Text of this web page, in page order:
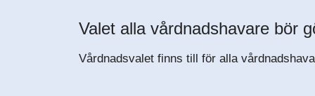
Valet alla vårdnadshavare bör
Vårdnadsvalet finns till för alla